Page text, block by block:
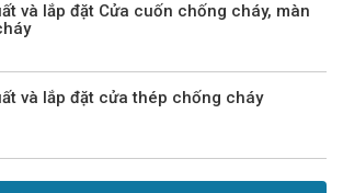
và lắp đặt Cửa cuốn chống cháy, màn
và lắp đặt cửa thép chống cháy